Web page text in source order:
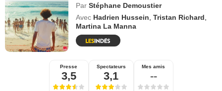
Par Stéphane Demoustier
Avec Hadrien Hussein ,Tristan Richard
Martina La Manna
Presse
3,5
Spectateurs
3,1
Mes amis
--